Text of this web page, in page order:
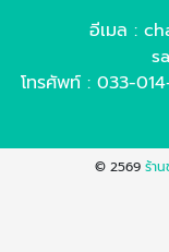
อีเมล :
โทรศัพท์ : 033-
© 2569 ร้า